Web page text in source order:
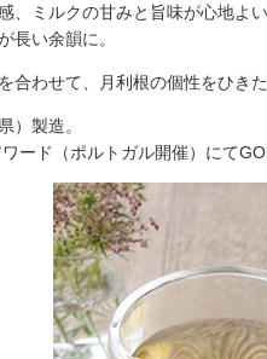
、ミルクの甘みと旨味が心地よ
長い余韻に。
合わせて、月利根の個性をひき
）製造。
ード（ポルトガル開催）にて